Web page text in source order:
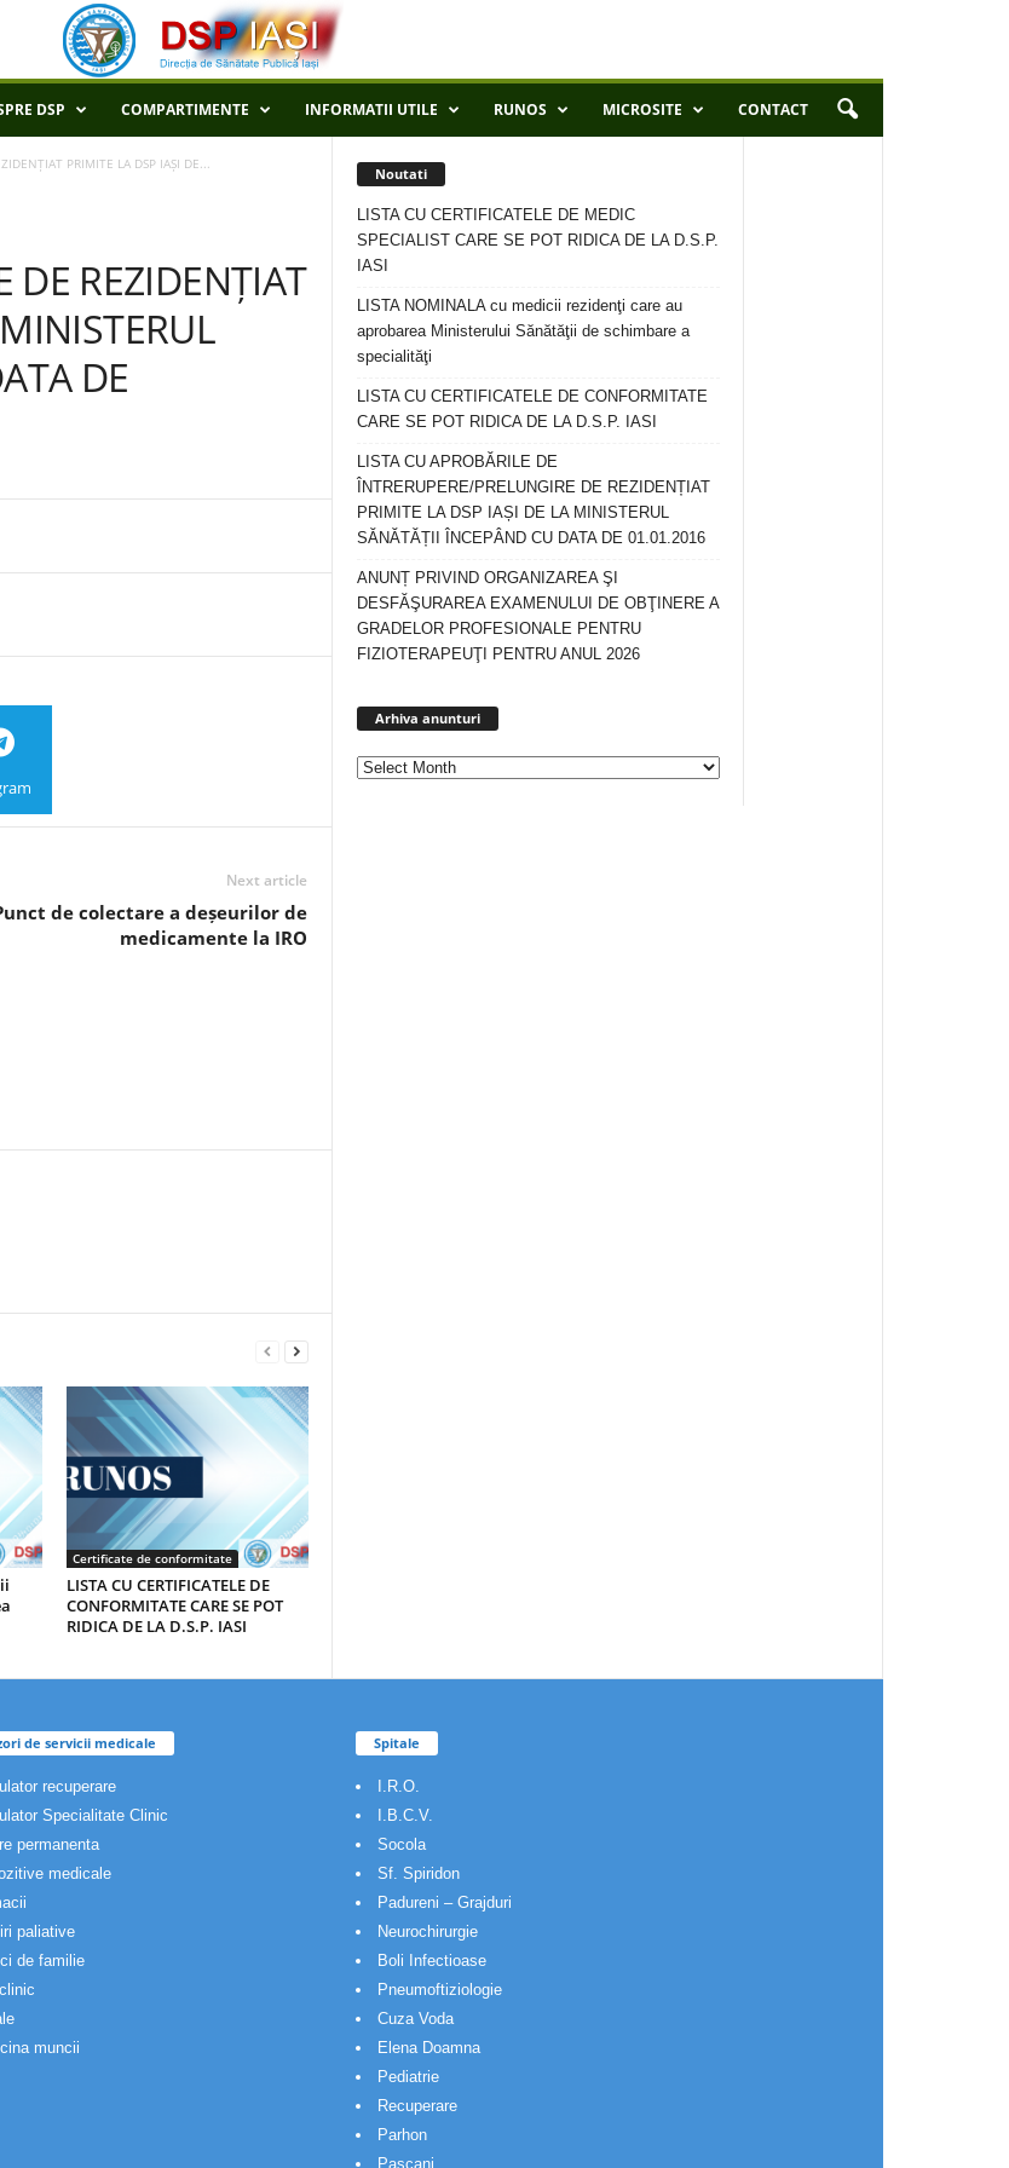
DSP COMPARTIMENTE INFORMATII UTILE RUNOS MICROSITE CONTACT
PRIMITE LA DSP IAȘI DE...
DE REZIDENȚIAT
DE
Next article
de colectare a deșeurilor de
medicamente la IRO
Certificate de conformitate
LISTA CU CERTIFICATELE DE
CONFORMITATE CARE SE POT
RIDICA DE LA D.S.P. IASI
Noutati
LISTA CU CERTIFICATELE DE MEDIC
SPECIALIST CARE SE POT RIDICA DE LA D.S.P.
IASI
LISTA NOMINALA cu medicii rezidenţi care au
aprobarea Ministerului Sănătăţii de schimbare a
specialităţi
LISTA CU CERTIFICATELE DE CONFORMITATE
CARE SE POT RIDICA DE LA D.S.P. IASI
LISTA CU APROBĂRILE DE
ÎNTRERUPERE/PRELUNGIRE DE REZIDENȚIAT
PRIMITE LA DSP IAȘI DE LA MINISTERUL
SĂNĂTĂȚII ÎNCEPÂND CU DATA DE 01.01.2016
ANUNȚ PRIVIND ORGANIZAREA ŞI
DESFĂŞURAREA EXAMENULUI DE OBŢINERE A
GRADELOR PROFESIONALE PENTRU
FIZIOTERAPEUŢI PENTRU ANUL 2026
Arhiva anunturi
de servicii medicale
recuperare
Specialitate Clinic
permanenta
medicale
paliative
de familie
muncii
Spitale
I.R.O.
I.B.C.V.
Socola
Sf. Spiridon
Padureni – Grajduri
Neurochirurgie
Boli Infectioase
Pneumoftiziologie
Cuza Voda
Elena Doamna
Pediatrie
Recuperare
Parhon
Pascani